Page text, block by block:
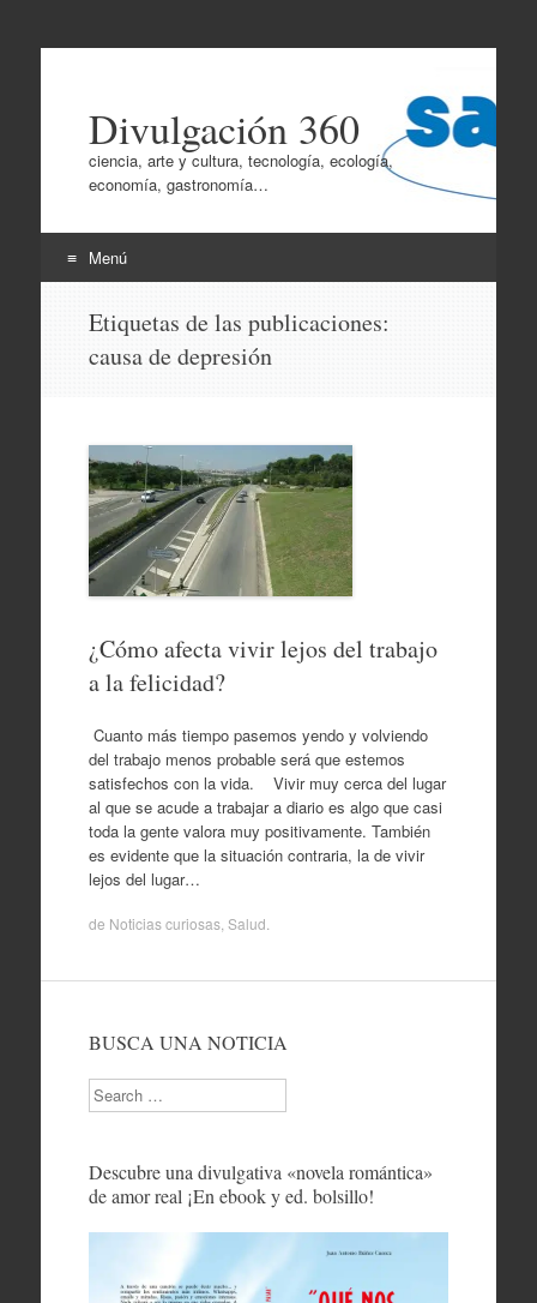
Divulgación 360
ciencia, arte y cultura, tecnología, ecología,
economía, gastronomía…
Menú
contenido
Etiquetas de las publicaciones:
causa de depresión
¿Cómo afecta vivir lejos del trabajo
a la felicidad?
Cuanto más tiempo pasemos yendo y volviendo
del trabajo menos probable será que estemos
satisfechos con la vida. Vivir muy cerca del lugar
al que se acude a trabajar a diario es algo que casi
toda la gente valora muy positivamente. También
es evidente que la situación contraria, la de vivir
lejos del lugar…
de Noticias curiosas, Salud
BUSCA UNA NOTICIA
Search
Descubre una divulgativa «novela romántica»
de amor real ¡En ebook y ed. bolsillo!